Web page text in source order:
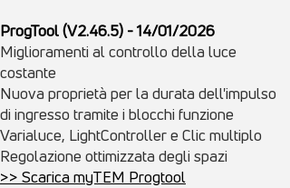
ProgTool (V2.46.5) - 14/01/2026
Miglioramenti al controllo della luce
costante
Nuova proprietà per la durata dell'impulso
di ingresso tramite i blocchi funzione
Varialuce, LightController e Clic multiplo
Regolazione ottimizzata degli spazi
>> Scarica myTEM Progtool